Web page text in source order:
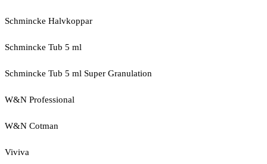
Schmincke Halvkoppar
Schmincke Tub 5 ml
Schmincke Tub 5 ml Super Granulation
W&N Professional
W&N Cotman
Viviva